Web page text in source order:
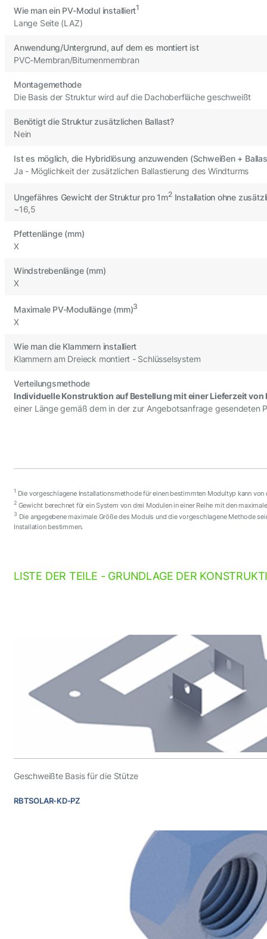
Wie man ein PV-Modul installiert1
Lange Seite (LAZ)
Anwendung/Untergrund, auf dem es montiert ist
PVC-Membran/Bitumenmembran
Montagemethode
Die Basis der Struktur wird auf die Dachoberfläche geschweißt
Benötigt die Struktur zusätzlichen Ballast?
Nein
Ist es möglich, die Hybridlösung anzuwenden (Schweißen +
Ja - Möglichkeit der zusätzlichen Ballastierung des Windturms
Ungefähres Gewicht der Struktur pro 1m2Installation ohne
~16,5
Pfettenlänge (mm)
X
Windstrebenlänge (mm)
X
Maximale PV-Modullänge (mm)3
X
Wie man die Klammern installiert
Klammern am Dreieck montiert - Schlüsselsystem
Verteilungsmethode
Individuelle Konstruktion auf Bestellung mit einer Lieferzeit von
einer Länge gemäß dem in der zur Angebotsanfrage gesendeten
1 Die vorgeschlagene Installationsmethode für einen bestimmten Modultyp kann
2Gewicht berechnet für ein System von drei Modulen in einer Reihe mit den
3 Die angegebene maximale Größe des Moduls und die vorgeschlagene Methode
Installation bestimmen.
LISTE DER TEILE - GRUNDLAGE DER
Geschweißte Basis für die Stütze
RBTSOLAR-KD-PZ